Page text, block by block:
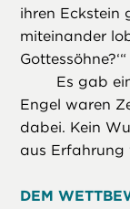
ihren Eckstein
miteinander
Es gab
Engel waren
dabei. Kein
aus Erfahrung
DEM